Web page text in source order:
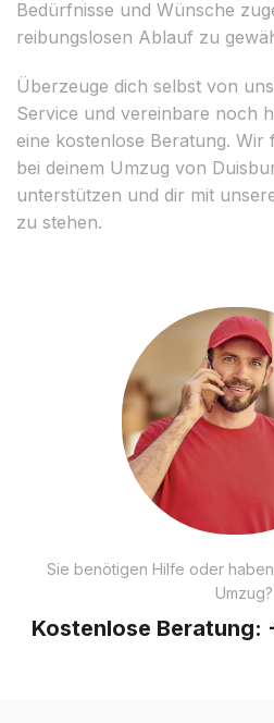
Bedürfnisse und Wünsche
reibungslosen Ablauf zu
Überzeuge dich selbst von
Service und vereinbare noch
eine kostenlose Beratung.
bei deinem Umzug von
unterstützen und dir mit
zu stehen.
Sie benötigen Hilfe oder
Umzug?
Kostenlose Beratung: